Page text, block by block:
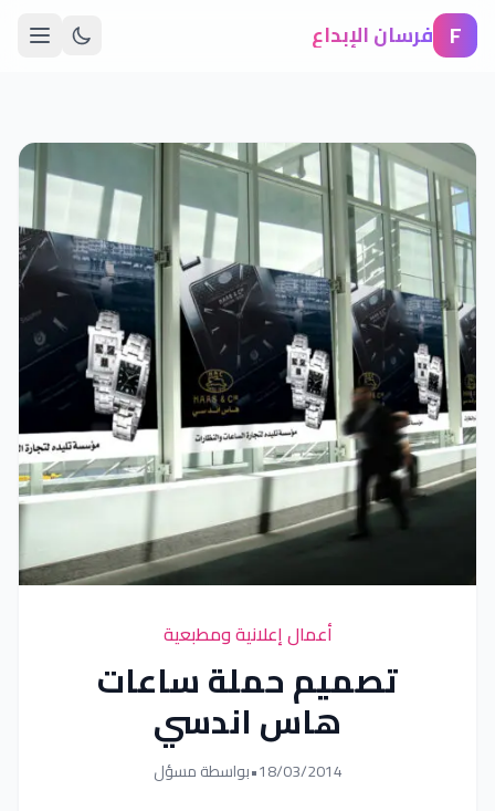
F فرسان الإبداع
أعمال إعلانية ومطبعية
تصميم حملة ساعات
هاس اندسي
18/03/2014
•بواسطة مسؤل